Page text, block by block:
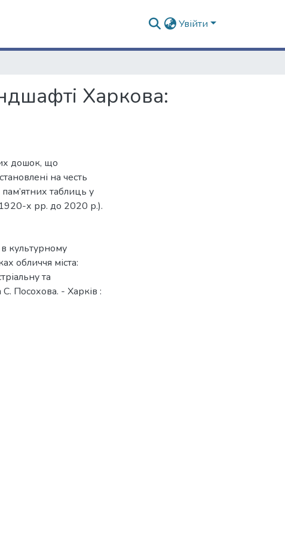
Увійти
Харкова:
дошок, що
на честь
таблиць у
х рр. до 2020 р.).
культурному
обличчя міста:
та
С. Посохова. - Харків :